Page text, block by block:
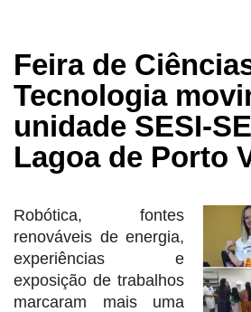
Feira de
Tecnologia
unidade SESI-
Lagoa de Porto
Robótica, fontes
renováveis de energia,
experiências e
exposição de trabalhos
marcaram mais uma